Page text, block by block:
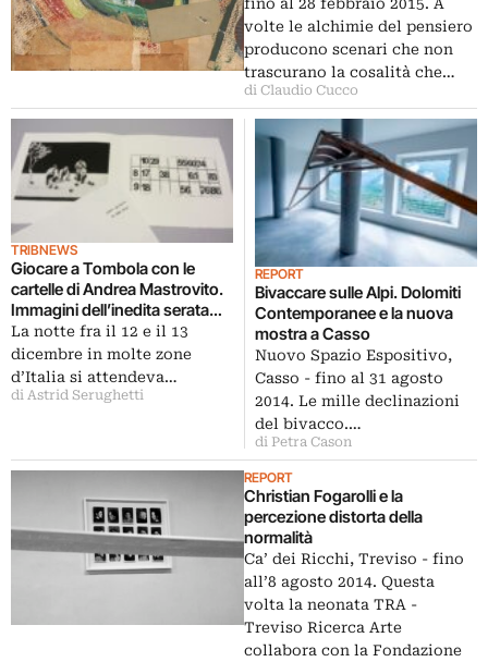
volte le alchimie del pensiero
producono scenari che non
trascurano la cosalità che…
di Claudio Cucco
TRIBNEWS
Giocare a Tombola con le
cartelle di Andrea Mastrovito.
Immagini dell’inedita serata
benefit bergamasca
dell’associazione The Blank:
tomboliere Giacinto di
Pietrantonio
La notte fra il 12 e il 13
dicembre in molte zone
d’Italia si attendeva…
di Astrid Serughetti
REPORT
Bivaccare sulle Alpi. Dolomiti
Contemporanee e la nuova
mostra a Casso
Nuovo Spazio Espositivo,
Casso - fino al 31 agosto
2014. Le mille declinazioni
del bivacco.…
di Petra Cason
REPORT
Christian Fogarolli e la
percezione distorta della
normalità
Ca’ dei Ricchi, Treviso - fino
all’8 agosto 2014. Questa
volta la neonata TRA -
Treviso Ricerca Arte
collabora con la Fondazione